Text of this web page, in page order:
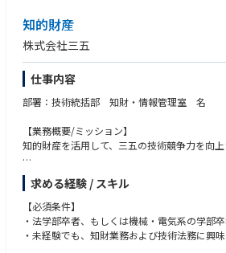
【具体的な業務内容】
・発明発掘/特許出願(国内外）/特許権利化業務
・第三者特許に関するクリアランス調査/リス
・IPランドスケープ（知財調査解析/企画提案
・知的財産に関する対外交渉
【使用ツール】
Shareresearch（特許調査ツール）, TOPAM（
知的財産
株式会社三五
仕事内容
部署：技術統括部 知財・情報管理室 名
【業務概要/ミッション】
知的財産を活用して、三五の技術競争力を向上
【業務詳細】
知財活動の推進および機密情報管理の推進
・知財戦略と情報管理と契約の連携
・重要プロジェクトでの権利網確立に向けた、
・特許調査や発明創出を通して、発明者の支
求める経験 / スキル
【必須条件】
・法学部卒者、もしくは機械・電気系の学部
・未経験でも、知財業務および技術法務に興